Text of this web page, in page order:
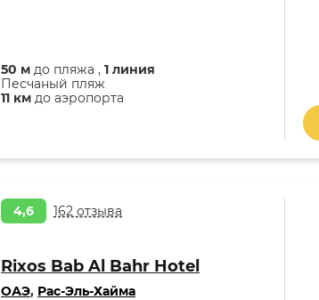
50 м до пляжа , 1 линия
Песчаный пляж
11 км до аэропорта
4,6 162 отзыва
Rixos Bab Al Bahr Hotel
ОАЭ, Рас-Эль-Хайма